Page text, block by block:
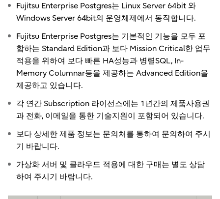
Fujitsu Enterprise Postgres는 Linux Server 64bit 와
Windows Server 64bit의 운영체제에서 동작합니다.
Fujitsu Enterprise Postgres는 기본적인 기능을 모두 포
함하는 Standard Edition과 보다 Mission Critical한 업무
적용을 위하여 보다 빠른 HA성능과 병렬SQL, In-
Memory Columnar등을 제공하는 Advanced Edition을
제공하고 있습니다.
각 연간 Subscription 라이선스에는 1년간의 제품사용권
과 전화, 이메일을 통한 기술지원이 포함되어 있습니다.
보다 상세한 제품 정보는 문의처를 통하여 문의하여 주시
기 바랍니다.
가상화 서버 및 클라우드 적용에 대한 구매는 별도 상담
하여 주시기 바랍니다.